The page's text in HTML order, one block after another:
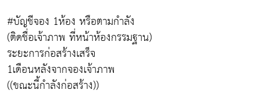
#บัญชีจอง 1ห้อง หรือตามกำลัง
(ติดชื่อเจ้าภาพ ที่หน้าห้องกรรมฐาน)
ระยะการก่อสร้างเสร็จ
1เดือนหลังจากจองเจ้าภาพ
((ขณะนี้กำลังก่อสร้าง))